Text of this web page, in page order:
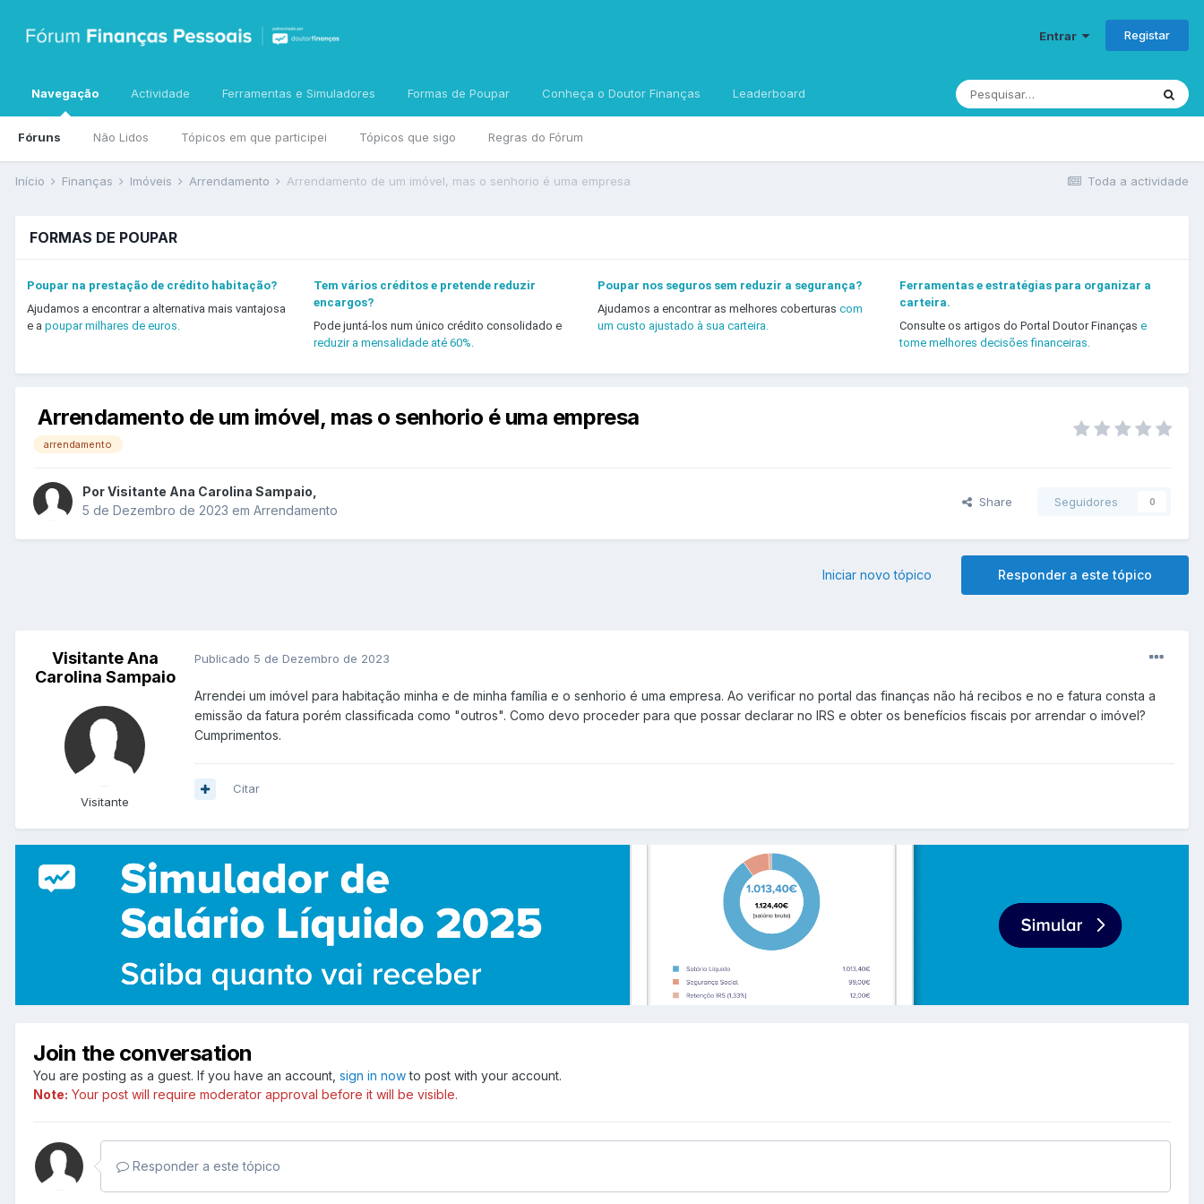
Entrar Registar
Navegação
Fóruns Não Lidos Tópicos em que participei Tópicos que sigo Regras do Fórum
Actividade Ferramentas e Simuladores Formas de Poupar Conheça o Doutor Finanças Leaderboard
Toda a actividade
Início Finanças Imóveis Arrendamento Arrendamento de um imóvel, mas o senhorio é uma empresa
FORMAS DE POUPAR
Poupar na prestação de crédito habitação?
Ajudamos a encontrar a alternativa mais vantajosa
e a poupar milhares de euros.
Tem vários créditos e pretende reduzir
encargos?
Pode juntá-los num único crédito consolidado e
reduzir a mensalidade até 60%.
Poupar nos seguros sem reduzir a segurança?
Ajudamos a encontrar as melhores coberturascom
um custo ajustado à sua carteira.
Ferramentas e estratégias para organizar a
carteira.
Consulte os artigos do Portal Doutor Finanças e
tome melhores decisões financeiras.
Arrendamento de um imóvel, mas o senhorio é uma empresa
arrendamento
PorVisitante Ana Carolina Sampaio
5 de Dezembro de 2023 em Arrendamento
Share Seguidores 0
Responder a este tópico
Iniciar novo tópico
Visitante Ana
Carolina Sampaio
Visitante
Publicado 5 de Dezembro de 2023
Arrendei um imóvel para habitação minha e de minha família e o senhorio é uma empresa. Ao verificar no portal das finanças não há recibos e no e fatura consta a
emissão da fatura porém classificada como "outros". Como devo proceder para que possar declarar no IRS e obter os benefícios fiscais por arrendar o imóvel?
Cumprimentos.
Citar
Join the conversation
You are posting as a guest. If you have an account, sign in nowto post with your account.
Note: Your post will require moderator approval before it will be visible.
Responder a este tópico